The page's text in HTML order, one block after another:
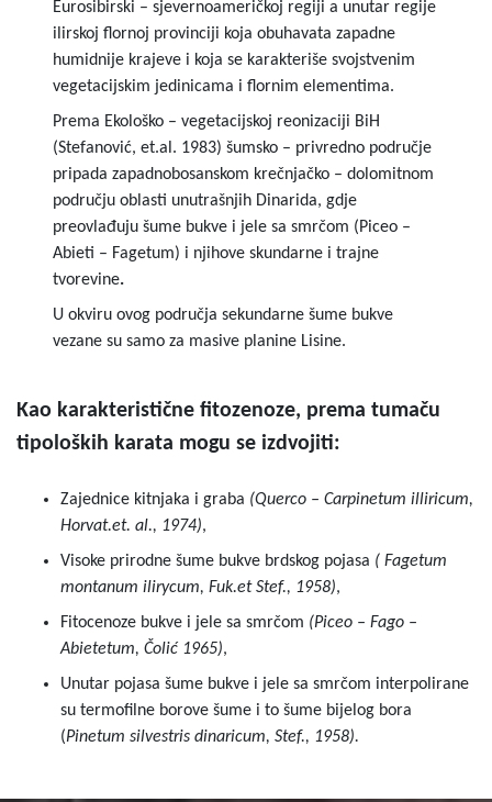
Eurosibirski – sjevernoameričkoj regiji a unutar regije
ilirskoj flornoj provinciji koja obuhavata zapadne
humidnije krajeve i koja se karakteriše svojstvenim
vegetacijskim jedinicama i flornim elementima.
Prema Ekološko – vegetacijskoj reonizaciji BiH
(Stefanović, et.al. 1983) šumsko – privredno područje
pripada zapadnobosanskom krečnjačko – dolomitnom
području oblasti unutrašnjih Dinarida, gdje
preovlađuju šume bukve i jele sa smrčom (Piceo –
Abieti – Fagetum) i njihove skundarne i trajne
tvorevine.
U okviru ovog područja sekundarne šume bukve
vezane su samo za masive planine Lisine.
Kao karakteristične fitozenoze, prema tumaču
tipoloških karata mogu se izdvojiti:
Zajednice kitnjaka i graba (Querco – Carpinetum illiricum,
Horvat.et. al., 1974),
Visoke prirodne šume bukve brdskog pojasa ( Fagetum
montanum ilirycum, Fuk.et Stef., 1958),
Fitocenoze bukve i jele sa smrčom (Piceo – Fago –
Abietetum, Čolić 1965),
Unutar pojasa šume bukve i jele sa smrčom interpolirane
su termofilne borove šume i to šume bijelog bora
(Pinetum silvestris dinaricum, Stef., 1958).